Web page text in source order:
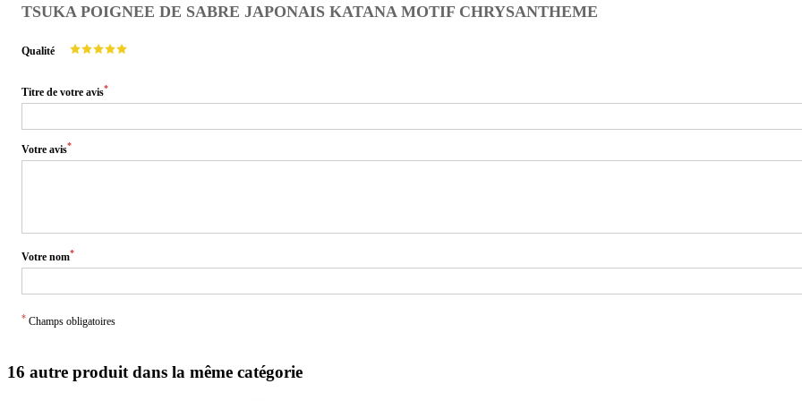
TSUKA POIGNEE DE SABRE JAPONAIS KATANA MOTIF CHRYSANTHEME
Qualité
Titre de votre avis*
Votre avis*
Votre nom*
* Champs obligatoires
16 autre produit dans la même catégorie